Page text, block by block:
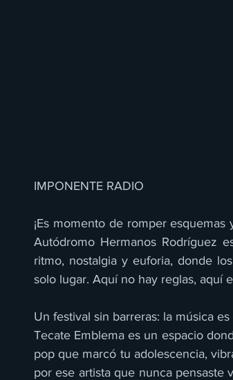
IMPONENTE RADIO
¡Es momento de romper
Autódromo Hermanos Rodríguez
ritmo, nostalgia y euforia, donde
solo lugar. Aquí no hay reglas, aquí
Un festival sin barreras: la música
Tecate Emblema es un espacio
pop que marcó tu adolescencia,
por ese artista que nunca